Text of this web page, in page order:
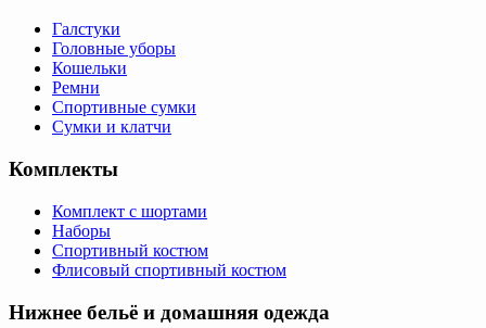
Галстуки
Головные уборы
Кошельки
Ремни
Спортивные сумки
Сумки и клатчи
Комплекты
Комплект с шортами
Наборы
Спортивный костюм
Флисовый спортивный костюм
Нижнее бельё и домашняя одежда